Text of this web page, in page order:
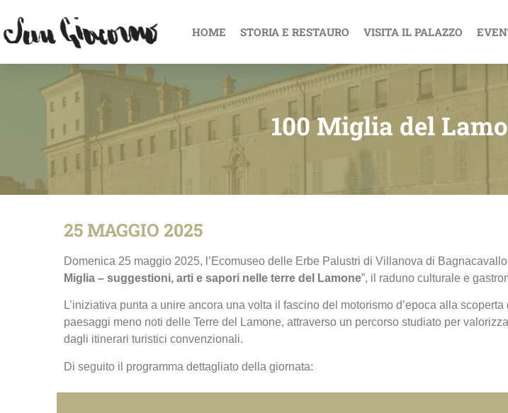
HOME STORIA E RESTAURO VISITA IL PALAZZO
100 Miglia del
25 MAGGIO 2025
Domenica 25 maggio 2025, l’Ecomuseo delle Erbe Palustri di Villanova di
Miglia – suggestioni, arti e sapori nelle terre del Lamone”, il raduno culturale e
L’iniziativa punta a unire ancora una volta il fascino del motorismo d’epoca alla
paesaggi meno noti delle Terre del Lamone, attraverso un percorso studiato per
dagli itinerari turistici convenzionali.
Di seguito il programma dettagliato della giornata: